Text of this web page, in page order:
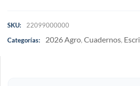
SKU:
22099000000
Categorías:
2026 Agro, Cuadernos,